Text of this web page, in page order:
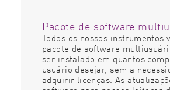
Pacote de software
Todos os nossos instrumentos
pacote de software
ser instalado em quantos
usuário desejar, sem a
adquirir licenças. As